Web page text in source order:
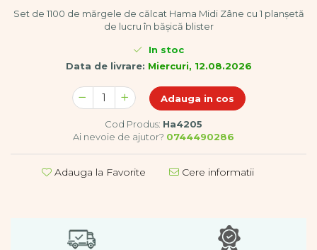
Jocuri matematice
Dezvoltare proprioceptiva
Mingi terapeutice
Motricitate fina
Trasee de motricitate
Set de 1100 de mărgele de călcat Hama Midi Zâne cu 1 planșetă
de lucru în bășică blister
In stoc
Data de livrare: Miercuri, 12.08.2026
Adauga in cos
Cod Produs: Ha4205
Ai nevoie de ajutor? 0744490286
Adauga la Favorite Cere informatii